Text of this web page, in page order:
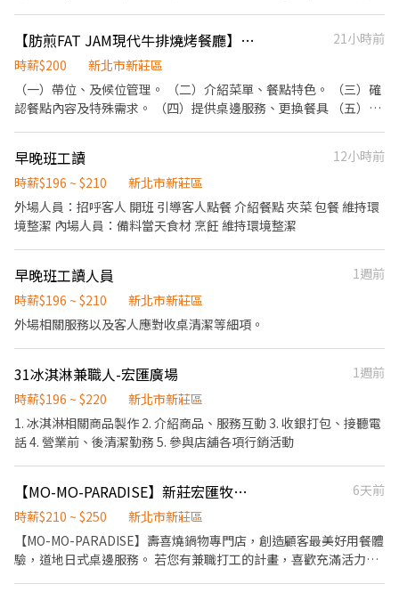
理 🎁 福利： ▪ 勞健保 ▪ 免費供餐 ▪ 週休二日 ▪ 穩定排班 📌 希望
你： ▪ 親切有禮、具服務熱忱 ▪ 有責任感、準時不遲到 ▪ 能獨立
作業 ▪ 不怕與客人互動 我們希望找到一位能代表食眾炊所第一線服
務客人的夥伴， 用笑容與熱情，把每一份熱騰騰的便當送到客人手
【肪煎FAT JAM現代牛排燒烤餐廳】外場兼職服務專員
21小時前
時薪$200
新北市新莊區
（一）帶位、及候位管理。 （二）介紹菜單、餐點特色。 （三）確
認餐點內容及特殊需求。 （四）提供桌邊服務、更換餐具 （五）妥
點之出餐、送餐。 （八）核對餐點內容、品質及完整性。 （九）簡
易的餐點前製作業、飲品、及甜點製作（依店內規範）。 我們提
供： • 兼職起薪 $200/hr起（視能力與表現，後續階段性調薪） •
每月時數達標獎金、特殊節日的薪資加乘、勞健保 • 員工餐 • 一
早晚班工讀
12小時前
時薪$196 ~ $210
新北市新莊區
外場人員：招呼客人 開班 引導客人點餐 介紹餐點 夾菜 包餐 維持環
境整潔 內場人員：備料當天食材 烹飪 維持環境整潔
早晚班工讀人員
1週前
時薪$196 ~ $210
新北市新莊區
外場相關服務以及客人應對收桌清潔等細項。
31冰淇淋兼職人-宏匯廣場
1週前
時薪$196 ~ $220
新北市新莊區
1. 冰淇淋相關商品製作 2. 介紹商品、服務互動 3. 收銀打包、接聽電
話 4. 營業前、後清潔勤務 5. 參與店舖各項行銷活動
【MO-MO-PARADISE】新莊宏匯牧場-外場兼職(中班,晚班)C29
6天前
時薪$210 ~ $250
新北市新莊區
【MO-MO-PARADISE】壽喜燒鍋物專門店，創造顧客最美好用餐體
驗，道地日式桌邊服務。 若您有兼職打工的計畫，喜歡充滿活力的